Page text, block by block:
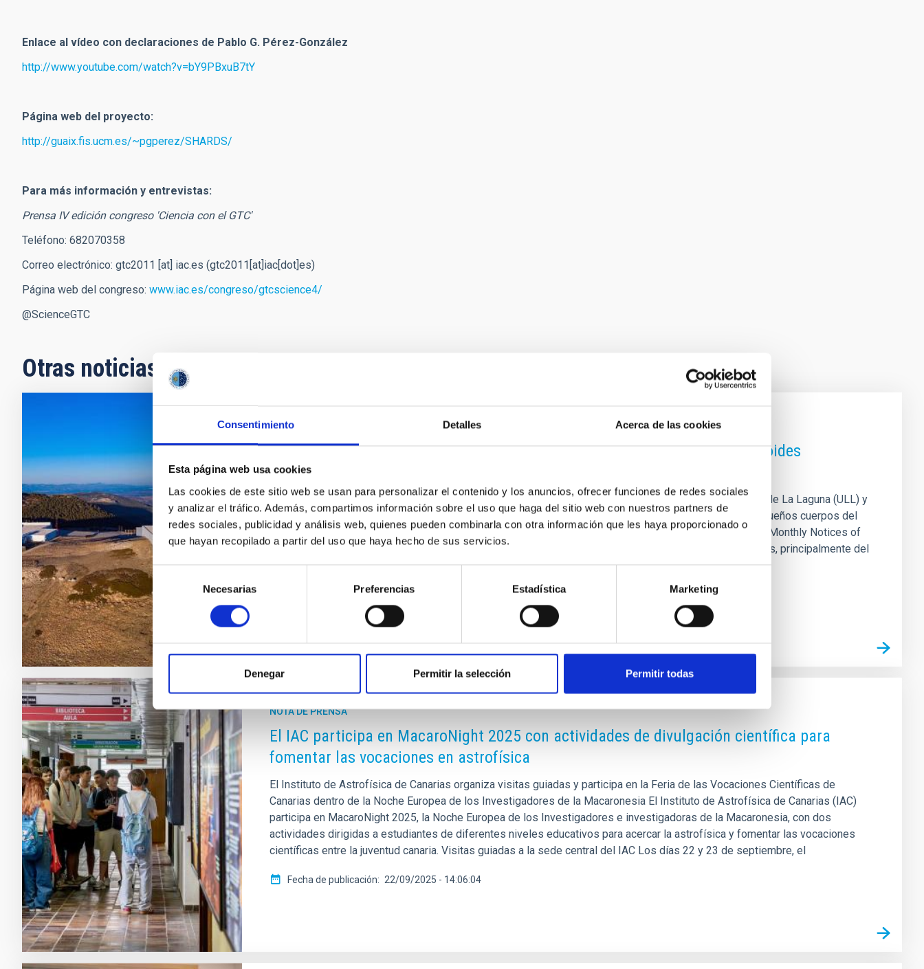
Consentimiento Detalles Acerca de las cookies
Esta página web usa cookies
Las cookies de este sitio web se usan para personalizar el contenido y los anuncios, ofrecer funciones de redes sociales
y analizar el tráfico. Además, compartimos información sobre el uso que haga del sitio web con nuestros partners de
redes sociales, publicidad y análisis web, quienes pueden combinarla con otra información que les haya proporcionado o
que hayan recopilado a partir del uso que haya hecho de sus servicios.
Selección
de
consentimiento
Necesarias Preferencias Estadística Marketing
Denegar Permitir la selección Permitir todas
Enlace al vídeo con declaraciones de Pablo G. Pérez-González
http://www.youtube.com/watch?v=bY9PBxuB7tY
Página web del proyecto:
http://guaix.fis.ucm.es/~pgperez/SHARDS/
Para más información y entrevistas:
Prensa IV edición congreso 'Ciencia con el GTC'
Teléfono: 682070358
Correo electrónico: gtc2011 [at] iac.es (gtc2011[at]iac[dot]es)
Página web del congreso: www.iac.es/congreso/gtcscience4/
@ScienceGTC
Otras noticias relacionadas
NOTA DE PRENSA
La ULL y el IAC crean uno de los mayores catálogos fotométricos de asteroides
observados en España
Un equipo científico, en el que participa el astrofísico Carlos Hernández Monteagudo, de la Universidad de La Laguna (ULL) y
del Instituto de Astrofísica de Canarias (IAC), ha elaborado uno de los catálogos más completos de pequeños cuerpos del
Sistema Solar, gracias a observaciones fotométricas realizadas desde la Tierra. El trabajo, publicado en Monthly Notices of
the Royal Astronomical Society, recopila información de 6.579 asteroides, cometas y satélites irregulares, principalmente del
cinturón principal situado entre Marte y Júpiter, abriendo nuevas posibilidades para estudiar su
Fecha de publicación 08/04/2026 - 16:44:19
NOTA DE PRENSA
El IAC participa en MacaroNight 2025 con actividades de divulgación científica para
fomentar las vocaciones en astrofísica
El Instituto de Astrofísica de Canarias organiza visitas guiadas y participa en la Feria de las Vocaciones Científicas de
Canarias dentro de la Noche Europea de los Investigadores de la Macaronesia El Instituto de Astrofísica de Canarias (IAC)
participa en MacaroNight 2025, la Noche Europea de los Investigadores e investigadoras de la Macaronesia, con dos
actividades dirigidas a estudiantes de diferentes niveles educativos para acercar la astrofísica y fomentar las vocaciones
científicas entre la juventud canaria. Visitas guiadas a la sede central del IAC Los días 22 y 23 de septiembre, el
Fecha de publicación 22/09/2025 - 14:06:04